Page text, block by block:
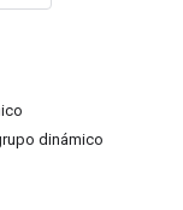
dinámico